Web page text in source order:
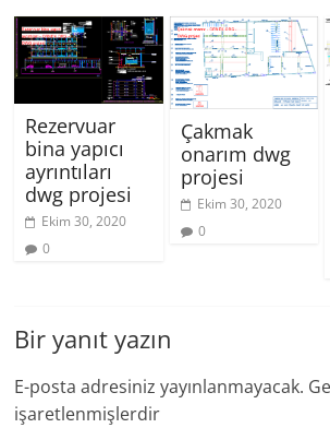
Rezervuar
bina yapıcı
ayrıntıları
dwg projesi
Ekim 30, 2020
0
Çakmak
onarım dwg
projesi
Ekim 30, 2020
0
Bir yanıt yazın
E-posta adresiniz yayınlanmayacak.
işaretlenmişlerdir